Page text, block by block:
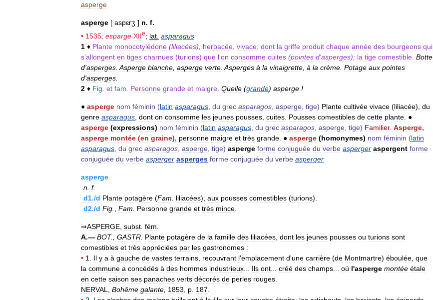
asperge
asperge [ aspɛrʒ ] n. f.
• 1535; esparge XIIe; lat asparagus
1 ♦ Plante monocotylédone (liliacées), herbacée vivace dont la griffe produit chaque année des bourgeons qui
s'allongent en tiges charnues (turions) que l'on consomme cuites (pointes d'asperges); la tige comestible Botte
d'asperges Asperge blanche asperge verte Asperges à la vinaigrette à la crème Potage aux pointes
d'asperges
2 ♦ Fig et fam Personne grande et maigre Quelle (grande) asperge !
● asperge nom féminin (latin asparagus du grec asparagos asperge tige) Plante cultivée vivace (liliacée), du
genre asparagus dont on consomme les jeunes pousses cuites Pousses comestibles de cette plante ●
asperge (expressions) nom féminin (latin asparagus du grec asparagos asperge tige) Familier. Asperge,
asperge montée (en graine), personne maigre et très grande ● asperge (homonymes) nom féminin (latin
asparagus du grec asparagos asperge tige) asperge forme conjuguée du verbe asperger aspergent forme
conjuguée du verbe asperger asperges forme conjuguée du verbe asperger
asperge
n f.
d1./d Plante potagère (Fam liliacées), aux pousses comestibles (turions).
d2./d Fig Fam Personne grande et très mince
⇒ASPERGE subst fém
A.— BOT., GASTR Plante potagère de la famille des liliacées dont les jeunes pousses ou turions sont
comestibles et très appréciées par les gastronomes :
• 1 Il y a à gauche de vastes terrains recouvrant l'emplacement d'une carrière (de Montmartre) éboulée que
la commune a concédés à des hommes industrieux Ils ont créé des champs où l'asperge montée étale
en cette saison ses panaches verts décorés de perles rouges
NERVAL
Bohême galante 1853 p 187